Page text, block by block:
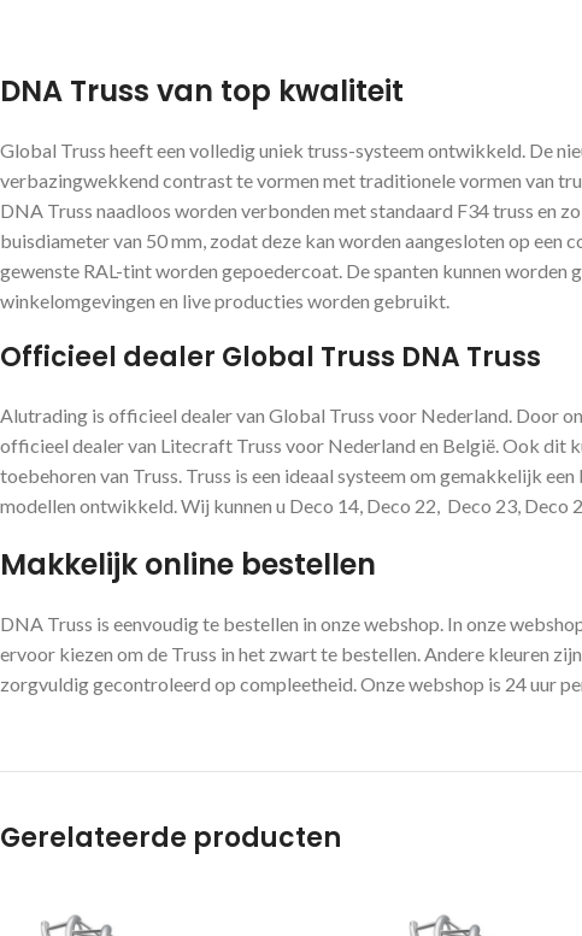
DNA Truss van top kwaliteit
Global Truss heeft een volledig uniek truss-systeem ontwikkeld. De
verbazingwekkend contrast te vormen met traditionele vormen van
DNA Truss naadloos worden verbonden met standaard F34 truss en
buisdiameter van 50 mm, zodat deze kan worden aangesloten op
gewenste RAL-tint worden gepoedercoat. De spanten kunnen
winkelomgevingen en live producties worden gebruikt.
Officieel dealer Global Truss DNA Truss
Alutrading is officieel dealer van Global Truss voor Nederland. Door
officieel dealer van Litecraft Truss voor Nederland en België. Ook dit
toebehoren van Truss. Truss is een ideaal systeem om gemakkelijk
modellen ontwikkeld. Wij kunnen u Deco 14, Deco 22, Deco 23, Deco
Makkelijk online bestellen
DNA Truss is eenvoudig te bestellen in onze webshop. In onze
ervoor kiezen om de Truss in het zwart te bestellen. Andere kleuren
zorgvuldig gecontroleerd op compleetheid. Onze webshop is 24 uur
Gerelateerde producten